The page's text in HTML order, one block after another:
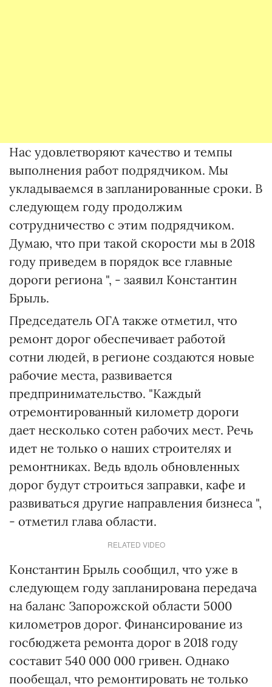
Нас удовлетворяют качество и темпы
выполнения работ подрядчиком. Мы
укладываемся в запланированные сроки. В
следующем году продолжим
сотрудничество с этим подрядчиком.
Думаю, что при такой скорости мы в 2018
году приведем в порядок все главные
дороги региона ", - заявил Константин
Брыль.
Председатель ОГА также отметил, что
ремонт дорог обеспечивает работой
сотни людей, в регионе создаются новые
рабочие места, развивается
предпринимательство. "Каждый
отремонтированный километр дороги
дает несколько сотен рабочих мест. Речь
идет не только о наших строителях и
ремонтниках. Ведь вдоль обновленных
дорог будут строиться заправки, кафе и
развиваться другие направления бизнеса ",
- отметил глава области.
RELATED VIDEO
Константин Брыль сообщил, что уже в
следующем году запланирована передача
на баланс Запорожской области 5000
километров дорог. Финансирование из
госбюджета ремонта дорог в 2018 году
составит 540 000 000 гривен. Однако
пообещал, что ремонтировать не только